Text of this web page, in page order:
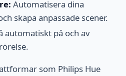
Automatisera dina
skapa anpassade scener.
automatiskt på och av
som Philips Hue